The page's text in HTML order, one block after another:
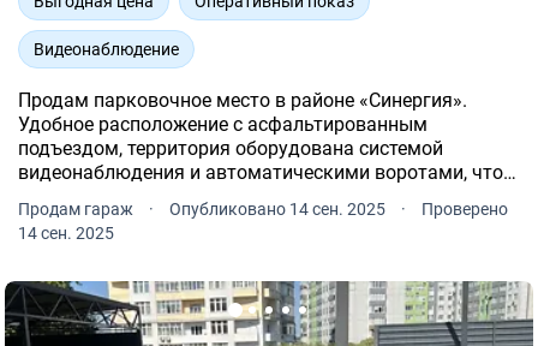
Видеонаблюдение
Продам парковочное место в районе «Синергия».
Удобное расположение с асфальтированным
подъездом, территория оборудована системой
видеонаблюдения и автоматическими воротами, что
обеспечивает безопасность вашего авто. В наличии
есть как крытые, так и открытые паркоместа.
Продам гараж · Опубликовано 14 сен. 2025 ·
Проверено
14 сен. 2025